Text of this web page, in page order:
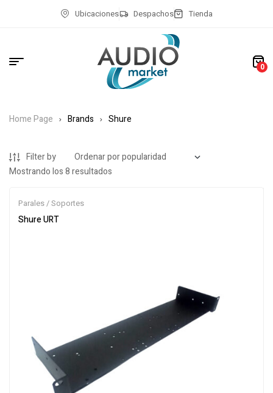
Ubicaciones Despachos Tienda
0
Home Page Brands Shure
Filter by
Mostrando los 8 resultados
Parales / Soportes
Shure URT